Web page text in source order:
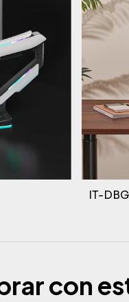
IT-
con